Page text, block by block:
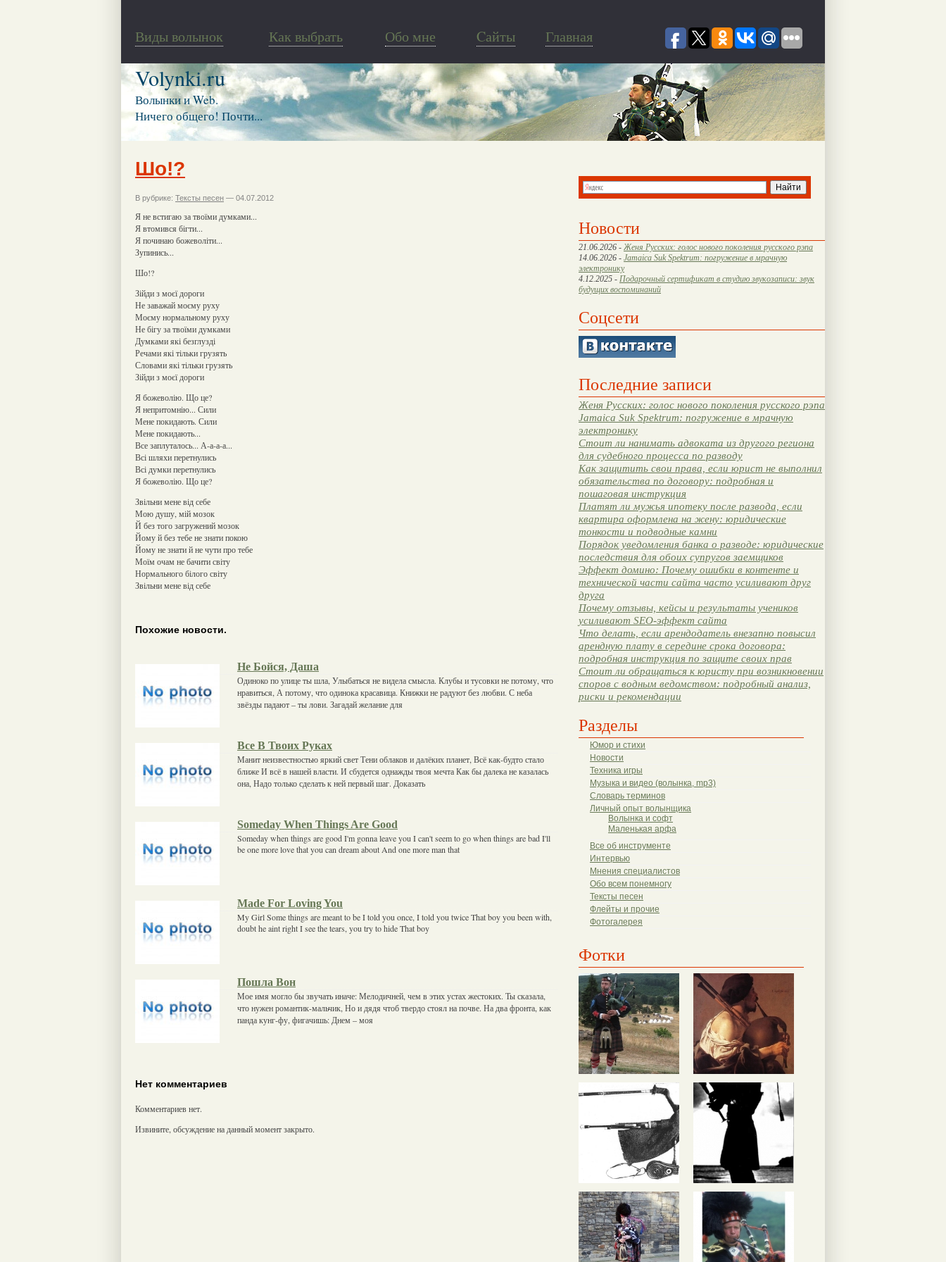
Виды волынок Как выбрать Обо мне Cайты Главная
Volynki.ru
Волынки и Web.
Ничего общего! Почти...
Новости
21.06.2026 - Женя Русских: голос нового поколения русского рэпа
14.06.2026 - Jamaica Suk Spektrum: погружение в мрачную
электронику
4.12.2025 - Подарочный сертификат в студию звукозаписи: звук
будущих воспоминаний
Соцсети
Последние записи
Женя Русских: голос нового поколения русского рэпа
Jamaica Suk Spektrum: погружение в мрачную
электронику
Стоит ли нанимать адвоката из другого региона
для судебного процесса по разводу
Как защитить свои права, если юрист не выполнил
обязательства по договору: подробная и
пошаговая инструкция
Платят ли мужья ипотеку после развода, если
квартира оформлена на жену: юридические
тонкости и подводные камни
Порядок уведомления банка о разводе: юридические
последствия для обоих супругов заемщиков
Эффект домино: Почему ошибки в контенте и
технической части сайта часто усиливают друг
друга
Почему отзывы, кейсы и результаты учеников
усиливают SEO-эффект сайта
Что делать, если арендодатель внезапно повысил
арендную плату в середине срока договора:
подробная инструкция по защите своих прав
Стоит ли обращаться к юристу при возникновении
споров с водным ведомством: подробный анализ,
риски и рекомендации
Разделы
Юмор и стихи
Новости
Техника игры
Музыка и видео (волынка, mp3)
Словарь терминов
Личный опыт волынщика
Волынка и софт
Маленькая арфа
Все об инструменте
Интервью
Мнения специалистов
Обо всем понемногу
Тексты песен
Флейты и прочие
Фотогалерея
Фотки
Шо!?
В рубрике: Тексты песен — 04.07.2012
Я не встигаю за твоїми думками...
Я втомився бігти...
Я починаю божеволіти...
Зупинись...
Шо!?
Зійди з моєї дороги
Не заважай моєму руху
Моєму нормальному руху
Не бігу за твоїми думками
Думками які безглузді
Речами які тільки грузять
Словами які тільки грузять
Зійди з моєї дороги
Я божеволію. Що це?
Я непритомнію... Сили
Мене покидають. Сили
Мене покидають...
Все заплуталось... А-а-а-а...
Всі шляхи перетнулись
Всі думки перетнулись
Я божеволію. Що це?
Звільни мене від себе
Мою душу, мій мозок
Й без того загружений мозок
Йому й без тебе не знати покою
Йому не знати й не чути про тебе
Моїм очам не бачити світу
Нормального білого світу
Звільни мене від себе
Похожие новости.
Не Бойся, Даша
Одиноко по улице ты шла, Улыбаться не видела смысла. Клубы и тусовки не потому, что
нравиться, А потому, что одинока красавица. Книжки не радуют без любви. С неба
звёзды падают – ты лови. Загадай желание для
Все В Твоих Руках
Манит неизвестностью яркий свет Тени облаков и далёких планет, Всё как-будто стало
ближе И всё в нашей власти. И сбудется однажды твоя мечта Как бы далека не казалась
она, Надо только сделать к ней первый шаг. Доказать
Someday When Things Are Good
Someday when things are good I'm gonna leave you I can't seem to go when things are bad I'll
be one more love that you can dream about And one more man that
Made For Loving You
My Girl Some things are meant to be I told you once, I told you twice That boy you been with,
doubt he aint right I see the tears, you try to hide That boy
Пошла Вон
Мое имя могло бы звучать иначе: Мелодичней, чем в этих устах жестоких. Ты сказала,
что нужен романтик-мальчик, Но и дядя чтоб твердо стоял на почве. На два фронта, как
панда кунг-фу, фигачишь: Днем – моя
Нет комментариев
Комментариев нет.
Извините, обсуждение на данный момент закрыто.